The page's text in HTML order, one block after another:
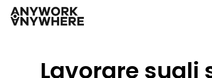
Lavorare sugli